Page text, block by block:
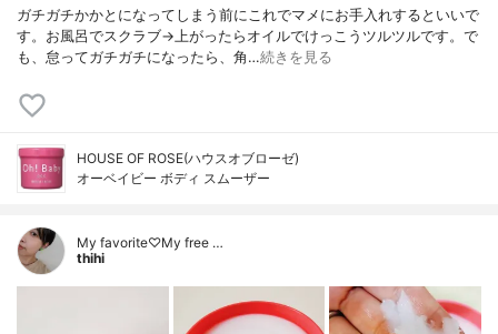
ガチガチかかとになってしまう前にこれでマメにお手入れするといいで
す。お風呂でスクラブ→上がったらオイルでけっこうツルツルです。で
も、怠ってガチガチになったら、角…続きを見る
HOUSE OF ROSE(ハウスオブローゼ)
オーベイビー ボディ スムーザー
My favorite♡My free …
thihi